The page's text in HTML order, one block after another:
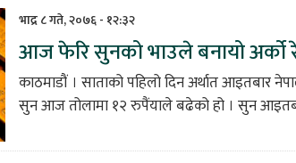
भाद्र ८ गते, २०७६ - १२:३२
आज फेरि सुनको भाउले बनायो अर्को
काठमाडौं । साताको पहिलो दिन अर्थात आइतबार
सुन आज तोलामा १२ रुपैंयाले बढेको हो । सुन